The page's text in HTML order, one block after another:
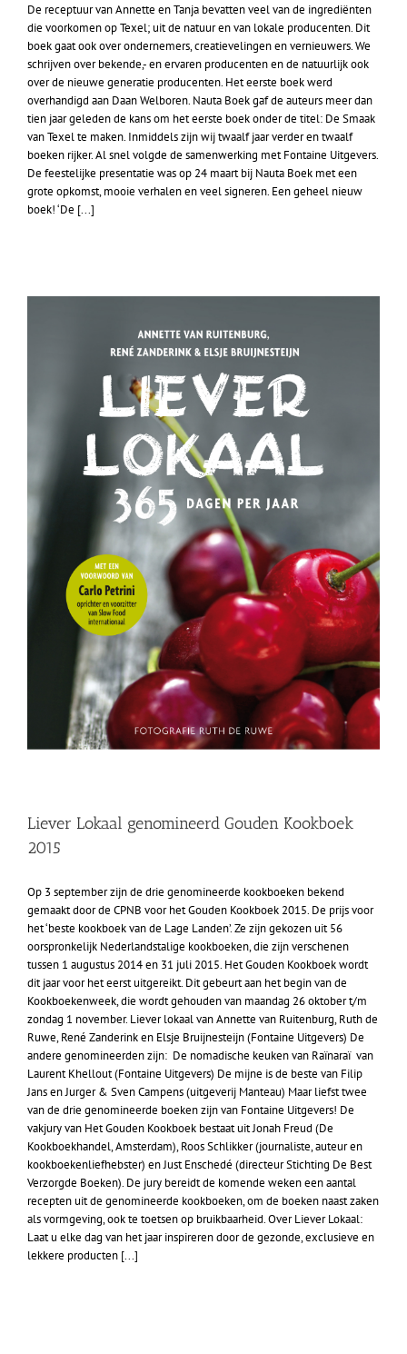
De receptuur van Annette en Tanja bevatten veel van de ingrediënten
die voorkomen op Texel; uit de natuur en van lokale producenten. Dit
boek gaat ook over ondernemers, creatievelingen en vernieuwers. We
schrijven over bekende,- en ervaren producenten en de natuurlijk ook
over de nieuwe generatie producenten. Het eerste boek werd
overhandigd aan Daan Welboren. Nauta Boek gaf de auteurs meer dan
tien jaar geleden de kans om het eerste boek onder de titel: De Smaak
van Texel te maken. Inmiddels zijn wij twaalf jaar verder en twaalf
boeken rijker. Al snel volgde de samenwerking met Fontaine Uitgevers.
De feestelijke presentatie was op 24 maart bij Nauta Boek met een
grote opkomst, mooie verhalen en veel signeren. Een geheel nieuw
boek! ‘De [...]
Liever Lokaal genomineerd Gouden Kookboek
2015
Op 3 september zijn de drie genomineerde kookboeken bekend
gemaakt door de CPNB voor het Gouden Kookboek 2015. De prijs voor
het ‘beste kookboek van de Lage Landen’. Ze zijn gekozen uit 56
oorspronkelijk Nederlandstalige kookboeken, die zijn verschenen
tussen 1 augustus 2014 en 31 juli 2015. Het Gouden Kookboek wordt
dit jaar voor het eerst uitgereikt. Dit gebeurt aan het begin van de
Kookboekenweek, die wordt gehouden van maandag 26 oktober t/m
zondag 1 november. Liever lokaal van Annette van Ruitenburg, Ruth de
Ruwe, René Zanderink en Elsje Bruijnesteijn (Fontaine Uitgevers) De
andere genomineerden zijn: De nomadische keuken van Raïnaraï van
Laurent Khellout (Fontaine Uitgevers) De mijne is de beste van Filip
Jans en Jurger & Sven Campens (uitgeverij Manteau) Maar liefst twee
van de drie genomineerde boeken zijn van Fontaine Uitgevers! De
vakjury van Het Gouden Kookboek bestaat uit Jonah Freud (De
Kookboekhandel, Amsterdam), Roos Schlikker (journaliste, auteur en
kookboekenliefhebster) en Just Enschedé (directeur Stichting De Best
Verzorgde Boeken). De jury bereidt de komende weken een aantal
recepten uit de genomineerde kookboeken, om de boeken naast zaken
als vormgeving, ook te toetsen op bruikbaarheid. Over Liever Lokaal:
Laat u elke dag van het jaar inspireren door de gezonde, exclusieve en
lekkere producten [...]